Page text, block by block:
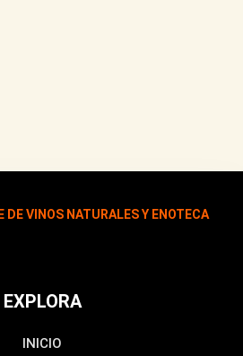
DE VINOS NATURALES Y ENOTECA
EXPLORA
INICIO